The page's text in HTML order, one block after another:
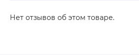
Нет отзывов об этом товаре.